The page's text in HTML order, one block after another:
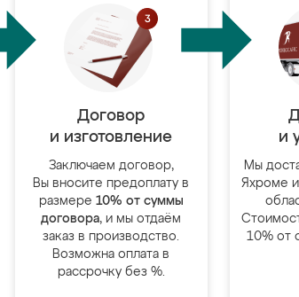
Договор
и изготовление
Заключаем договор,
Вы вносите предоплату в
размере 10% от суммы
договора, и мы отдаём
заказ в производство.
Возможна оплата в
рассрочку без %.
и
Мы
Яхроме
10% от